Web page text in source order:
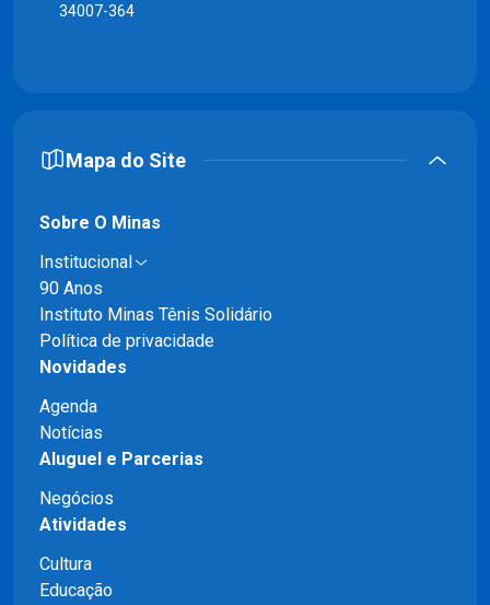
34007-364
Mapa do Site
Sobre O Minas
Institucional
90 Anos
Instituto Minas Tênis Solidário
Política de privacidade
Novidades
Agenda
Notícias
Aluguel e Parcerias
Negócios
Atividades
Cultura
Educação